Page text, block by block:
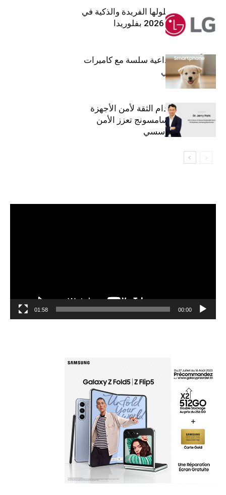
إل جي تقدم حلولها الفريدة والذكية في
معرض (KBIS) 2026 بفلوريدا
قريباً: تجربة إبداعية سلسة مع كاميرات
أجهزة جالاكسي
استراتيجية انعدام الثقة لأمن الأجهزة
المحمولة من سامسونج تعزز الأمن
السيبراني المؤسسي
00:00
01:58